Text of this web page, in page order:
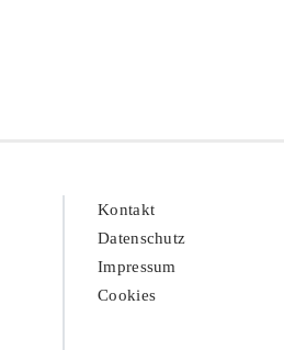
Kontakt
Datenschutz
Impressum
Cookies